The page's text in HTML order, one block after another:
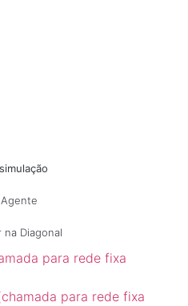
na Diagonal
para rede fixa
para rede fixa